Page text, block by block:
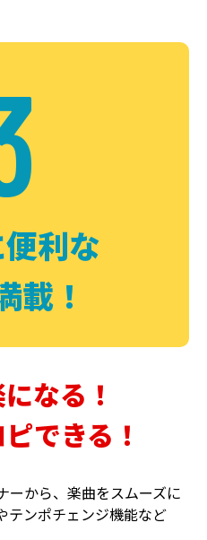
PHASER
利な
載！
なる！
できる！
ーから、楽曲をスムーズに
テンポチェンジ機能など